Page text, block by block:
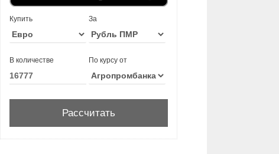
Купить За
В количестве По курсу от